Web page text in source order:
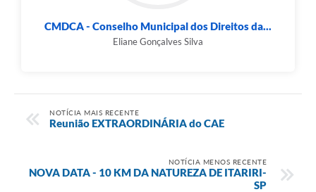
CMDCA - Conselho Municipal dos Direitos da...
Eliane Gonçalves Silva
NOTÍCIA MAIS RECENTE
Reunião EXTRAORDINÁRIA do CAE
NOTÍCIA MENOS RECENTE
NOVA DATA - 10 KM DA NATUREZA DE ITARIRI-
SP